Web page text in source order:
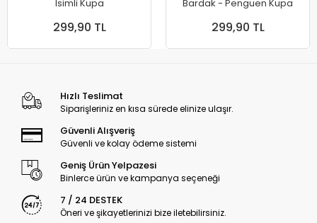
Isimli Kupa
299,90 TL
Bardak - Penguen Kupa
299,90 TL
Hızlı Teslimat
Siparişleriniz en kısa sürede elinize ulaşır.
Güvenli Alışveriş
Güvenli ve kolay ödeme sistemi
Geniş Ürün Yelpazesi
Binlerce ürün ve kampanya seçeneği
7 / 24 DESTEK
Öneri ve şikayetlerinizi bize iletebilirsiniz.